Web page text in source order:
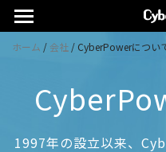
ホーム / 会社 / CyberPowerについ
1997年の設立以来、